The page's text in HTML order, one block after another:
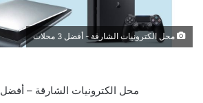
محل الكترونيات الشارقة - أفضل 3 محلات
محل الكترونيات الشارقة – أفضل 3 محلات